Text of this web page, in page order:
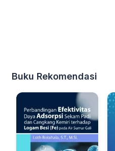
Buku Rekomendasi